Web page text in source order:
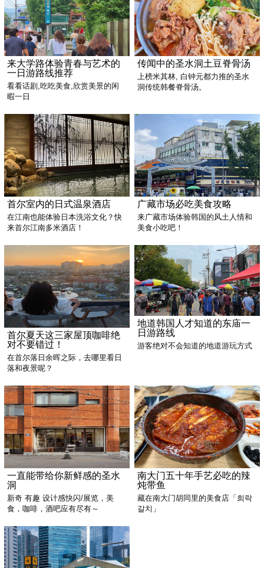
来大学路体验青春与艺术的
一日游路线推荐
看看话剧,吃吃美食,欣赏美景的闲
暇一日
传闻中的圣水洞土豆脊骨汤
上榜米其林, 白钟元都力推的圣水
洞传统韩餐脊骨汤。
首尔室内的日式温泉酒店
在江南也能体验日本洗浴文化？快
来首尔江南多米酒店！
广藏市场必吃美食攻略
来广藏市场体验韩国的风土人情和
美食小吃吧！
首尔夏天这三家屋顶咖啡绝
对不要错过！
在首尔落日余晖之际，去哪里看日
落和夜景呢？
地道韩国人才知道的东庙一
日游路线
游客绝对不会知道的地道游玩方式
一直能带给你新鲜感的圣水
洞
新奇 有趣 设计感快闪/展览，美
食，咖啡，酒吧应有尽有～
南大门五十年手艺必吃的辣
炖带鱼
藏在南大门胡同里的美食店「희락
갈치」